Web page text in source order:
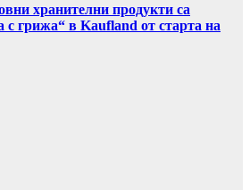
хранителни продукти са
грижа“ в Kaufland от старта на